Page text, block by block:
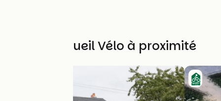
Autres Accueil Vélo à proximité